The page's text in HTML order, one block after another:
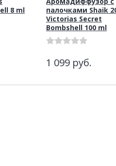
8 ml
палочками Shaik
Victorias Secret
Bombshell 100 ml
1 099 руб.